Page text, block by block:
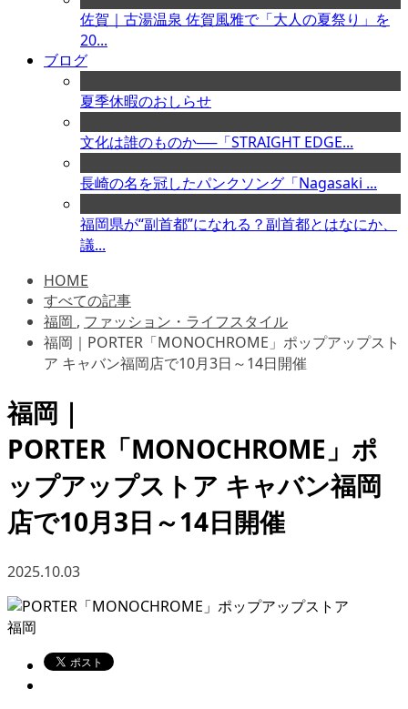
佐賀｜古湯温泉 佐賀風雅で「大人の夏祭り」を
20...
ブログ
夏季休暇のおしらせ
文化は誰のものか──「STRAIGHT EDGE...
長崎の名を冠したパンクソング「Nagasaki ...
福岡県が“副首都”になれる？副首都とはなにか、
議...
HOME
すべての記事
福岡 , ファッション・ライフスタイル
福岡｜PORTER「MONOCHROME」ポップアップスト
ア キャバン福岡店で10月3日～14日開催
福岡｜
PORTER「MONOCHROME」ポ
ップアップストア キャバン福岡
店で10月3日～14日開催
2025.10.03
福岡